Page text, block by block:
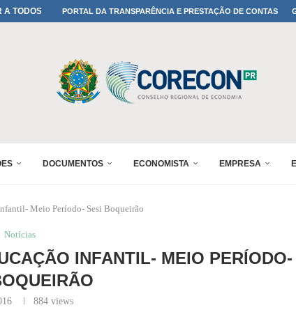
A TODOS OS PAIS!PORTAL DA TRANSPARÊNCIA E PRESTAÇÃO DE CONTAS
DOCUMENTOS ECONOMISTA EMPRESA
Meio Período- Sesi Boqueirão
Notícias
INFANTIL- MEIO PERÍODO-
884views